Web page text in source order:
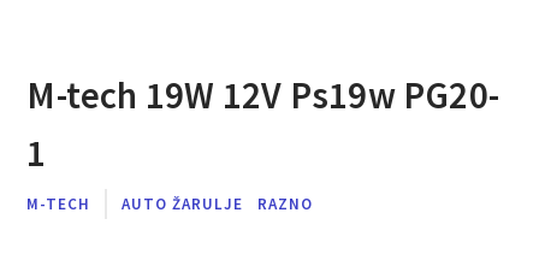
M-tech 19W 12V Ps19w PG20-
1
M-TECH AUTO ŽARULJE RAZNO